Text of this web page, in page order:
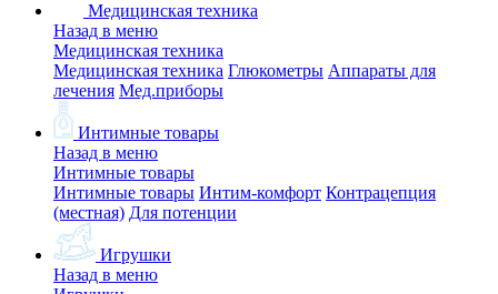
Медицинская техника
Назад в меню
Медицинская техника
Медицинская техника Глюкометры Аппараты для
лечения Мед.приборы
Интимные товары
Назад в меню
Интимные товары
Интимные товары Интим-комфорт Контрацепция
(местная) Для потенции
Игрушки
Назад в меню